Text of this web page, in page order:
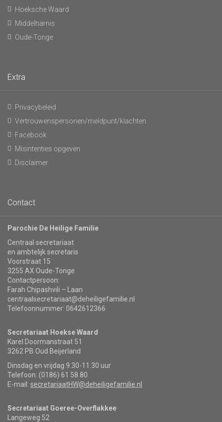
Hoeksche Waard
Middelharnis
Oude-Tonge
Extra
Privacybeleid
Vertrouwenspersonen/meldpunt/klachten
Facebook
Misintenties opgeven
Disclaimer
Contact
Parochie De Heilige Familie
Centraal secretariaat
en ambtelijk secretaris
Voorstraat 15
3255 AX Oude-Tonge
Contactpersoon:
Farah Chipashvili – Laan
centraalsecretariaat@deheiligefamilie.nl
Telefoonnummer: 0642612366
Secretariaat Hoekse Waard
Karel Doormanstraat 51
3262 PB Oud Beijerland
Dinsdag en vrijdag 9.30-11.30 uur
Telefoon: (0186) 61 58 80
E-mail: secretariaatHW@deheiligefamilie.nl
Secretariaat Goeree-Overflakkee
Langeweg 52